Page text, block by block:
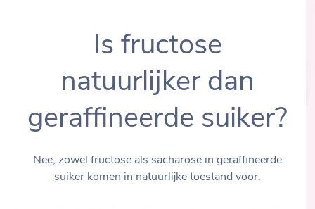
Is fructose
natuurlijker dan
geraffineerde suiker?
Nee, zowel fructose als sacharose in geraffineerde
suiker komen in natuurlijke toestand voor.